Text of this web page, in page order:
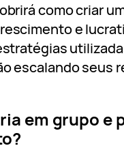
como criar
e
escalando seus
em grupo e